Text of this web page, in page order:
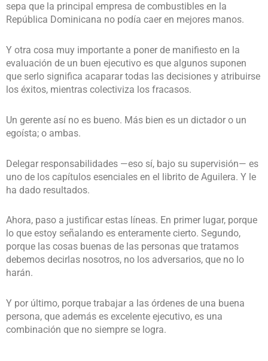
sepa que la principal empresa de combustibles en la
República Dominicana no podía caer en mejores manos.
Y otra cosa muy importante a poner de manifiesto en la
evaluación de un buen ejecutivo es que algunos suponen
que serlo significa acaparar todas las decisiones y atribuirse
los éxitos, mientras colectiviza los fracasos.
Un gerente así no es bueno. Más bien es un dictador o un
egoísta; o ambas.
Delegar responsabilidades —eso sí, bajo su supervisión— es
uno de los capítulos esenciales en el librito de Aguilera. Y le
ha dado resultados.
Ahora, paso a justificar estas líneas. En primer lugar, porque
lo que estoy señalando es enteramente cierto. Segundo,
porque las cosas buenas de las personas que tratamos
debemos decirlas nosotros, no los adversarios, que no lo
harán.
Y por último, porque trabajar a las órdenes de una buena
persona, que además es excelente ejecutivo, es una
combinación que no siempre se logra.